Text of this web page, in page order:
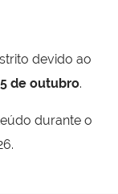
devido ao
de outubro.
durante o